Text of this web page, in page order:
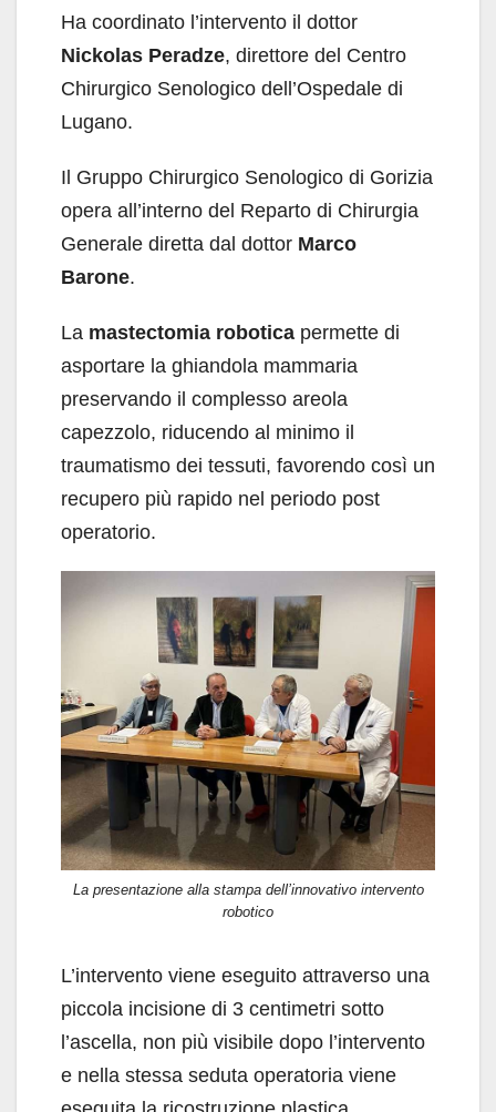
Ha coordinato l’intervento il dottor
Nickolas Peradze, direttore del Centro
Chirurgico Senologico dell’Ospedale di
Lugano.
Il Gruppo Chirurgico Senologico di Gorizia
opera all’interno del Reparto di Chirurgia
Generale diretta dal dottor Marco
Barone.
La mastectomia robotica permette di
asportare la ghiandola mammaria
preservando il complesso areola
capezzolo, riducendo al minimo il
traumatismo dei tessuti, favorendo così un
recupero più rapido nel periodo post
operatorio.
La presentazione alla stampa dell’innovativo intervento
robotico
L’intervento viene eseguito attraverso una
piccola incisione di 3 centimetri sotto
l’ascella, non più visibile dopo l’intervento
e nella stessa seduta operatoria viene